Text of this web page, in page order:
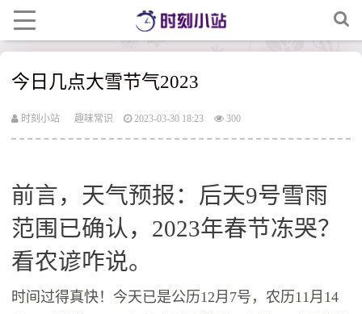
今日几点大雪节气2023
时刻小站 趣味常识 2023-03-30 18:23 300
前言，天气预报：后天9号雪雨
范围已确认，2023年春节冻哭？
看农谚咋说。
时间过得真快！今天已是公历12月7号，农历11月14